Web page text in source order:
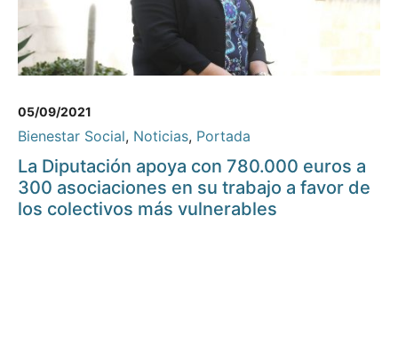
05/09/2021
Bienestar Social, Noticias, Portada
La Diputación apoya con 780.000 euros a
300 asociaciones en su trabajo a favor de
los colectivos más vulnerables